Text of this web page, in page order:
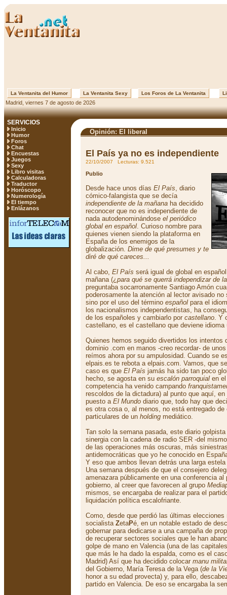
La Ventanita del Humor La Ventanita Sexy Los Foros de La Ventanita
Madrid, viernes 7 de agosto de 2026
SERVICIOS
Inicio
Humor
Foros
Chat
Encuestas
Juegos
Sexy
Libro visitas
Calculadoras
Traductor
Horóscopo
Numerología
El tiempo
Enlázanos
Opinión: El liberal
El País ya no es independiente
22/10/2007 Lecturas: 9.521
Publio
Desde hace unos días El País, diario
cómico-falangista que se decía
independiente de la mañana ha decidido
reconocer que no es independiente de
nada autodenominándose el periódico
global en español. Curioso nombre para
quienes vienen siendo la plataforma en
España de los enemigos de la
globalización. Dime de qué presumes y te
diré de qué careces...
Al cabo, El País será igual de global en
mañana (¿ para qué se querrá independizar de
preguntaba socarronamente Santiago Amón
poderosamente la atención al lector avisado
sino por el uso del término español para el
los nacionalismos independentistas, ha
de los españoles y cambiarlo por castellano. Y
castellano, es el castellano que deviene idioma
Quienes hemos seguido divertidos los intentos
dominio .com en manos -creo recordar- de
reímos ahora por su ampulosidad. Cuando se
elpais.es te rebota a elpais.com. Vamos, que
caso es que El País jamás ha sido tan poco
hecho, se agosta en su escalón parroquial en
competencia ha venido campando
rescoldos de la dictadura) al punto que aquí,
puesto a El Mundo diario que, todo hay que
es otra cosa o, al menos, no está entregado
particulares de un holding mediático.
Tan solo la semana pasada, este diario
sinergia con la cadena de radio SER -del
de las operaciones más oscuras, más
antidemocráticas que yo he conocido en
Y eso que ambos llevan detrás una larga
Una semana después de que el consejero
amenazara públicamente en una conferencia
gobierno, al creer que favorecen al grupo
mismos, se encargaba de realizar para el
liquidación política escalofriante.
Como, desde que perdió las últimas
socialista ZetaPé, en un notable estado de
gobernar para dedicarse a una campaña de
de recuperar sectores sociales que le han
golpe de mano en Valencia (una de las
que más le ha dado la espalda, como es el
Madrid) Así que ha decidido colocar manu
del Gobierno, María Teresa de la Vega (de la
honor a su edad provecta) y, para ello,
partido en Valencia. De eso se encargaba la